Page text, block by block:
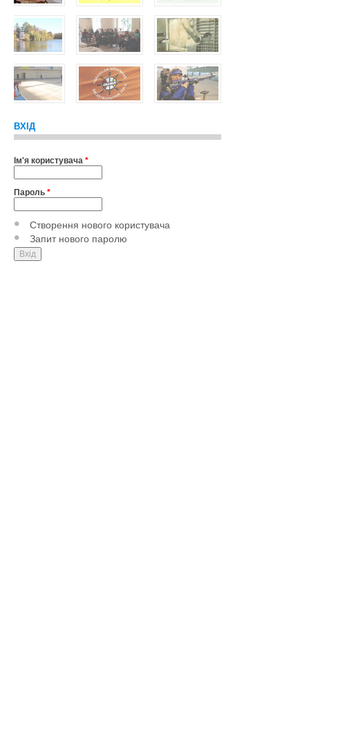
ВХІД
Ім'я користувача *
Пароль *
Створення нового користувача
Запит нового паролю